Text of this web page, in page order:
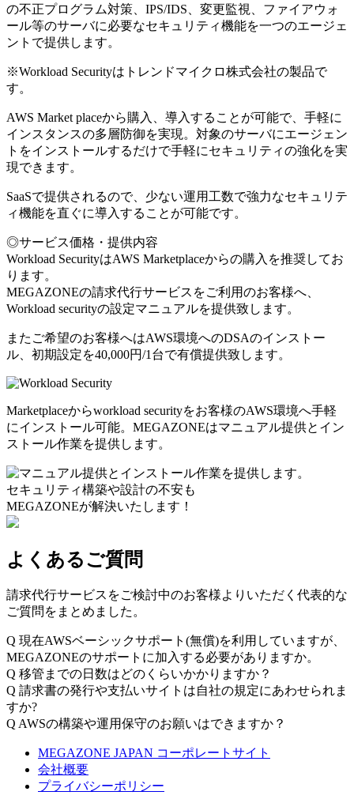
の不正プログラム対策、IPS/IDS、変更監視、ファイアウォ
ール等のサーバに必要なセキュリティ機能を一つのエージェ
ントで提供します。
※Workload Securityはトレンドマイクロ株式会社の製品で
す。
AWS Market placeから購入、導入することが可能で、手軽に
インスタンスの多層防御を実現。対象のサーバにエージェン
トをインストールするだけで手軽にセキュリティの強化を実
現できます。
SaaSで提供されるので、少ない運用工数で強力なセキュリテ
ィ機能を直ぐに導入することが可能です。
◎サービス価格・提供内容
Workload SecurityはAWS Marketplaceからの購入を推奨してお
ります。
MEGAZONEの請求代行サービスをご利用のお客様へ、
Workload securityの設定マニュアルを提供致します。
またご希望のお客様へはAWS環境へのDSAのインストー
ル、初期設定を40,000円/1台で有償提供致します。
Marketplaceからworkload securityをお客様のAWS環境へ手軽
にインストール可能。MEGAZONEはマニュアル提供とイン
ストール作業を提供します。
セキュリティ構築や設計の不安も
MEGAZONEが解決いたします！
よくあるご質問
請求代行サービスをご検討中のお客様よりいただく代表的な
ご質問をまとめました。
Q 現在AWSベーシックサポート(無償)を利用していますが、
MEGAZONEのサポートに加入する必要がありますか。
Q 移管までの日数はどのくらいかかりますか？
Q 請求書の発行や支払いサイトは自社の規定にあわせられま
すか?
Q AWSの構築や運用保守のお願いはできますか？
MEGAZONE JAPAN コーポレートサイト
会社概要
プライバシーポリシー